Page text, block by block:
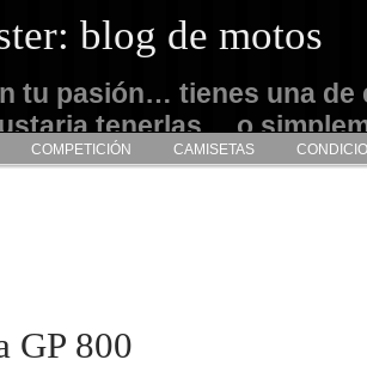
blog de motos
tu pasión… tienes una de
tenerlas… o
es tu sitio
COMPETICIÓN CAMISETAS
GP 800